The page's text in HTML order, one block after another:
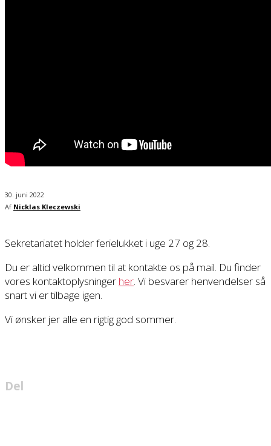
30. juni 2022
Af Nicklas Kleczewski
Sekretariatet holder ferielukket i uge 27 og 28.
Du er altid velkommen til at kontakte os på mail. Du finder
vores kontaktoplysninger her. Vi besvarer henvendelser så
snart vi er tilbage igen.
Vi ønsker jer alle en rigtig god sommer.
Del